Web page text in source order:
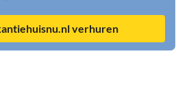
verhuren